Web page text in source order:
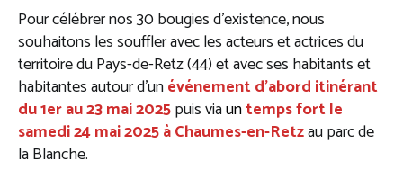
Pour célébrer nos 30 bougies d’existence, nous
souhaitons les souffler avec les acteurs et actrices du
territoire du Pays-de-Retz (44) et avec ses habitants et
habitantes autour d’unévénement d’abord itinérant
du 1er au 23 mai 2025puis viauntemps fort le
samedi 24 mai 2025 à Chaumes-en-Retzau parc de
la Blanche.